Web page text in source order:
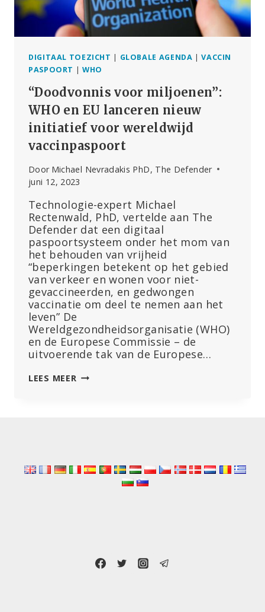
DIGITAAL TOEZICHT | GLOBALE AGENDA |VACCIN
PASPOORT | WHO
“Doodvonnis voor miljoenen”:
WHO en EU lanceren nieuw
initiatief voor wereldwijd
vaccinpaspoort
Door Michael Nevradakis PhD, The Defender
juni 12, 2023
Technologie-expert Michael
Rectenwald, PhD, vertelde aan The
Defender dat een digitaal
paspoortsysteem onder het mom van
het behouden van vrijheid
“beperkingen betekent op het gebied
van verkeer en wonen voor niet-
gevaccineerden, en gedwongen
vaccinatie om deel te nemen aan het
leven” De
Wereldgezondheidsorganisatie (WHO)
en de Europese Commissie – de
uitvoerende tak van de Europese…
LEES MEER “DOODVONNIS
NIEUW
INITIATIEF